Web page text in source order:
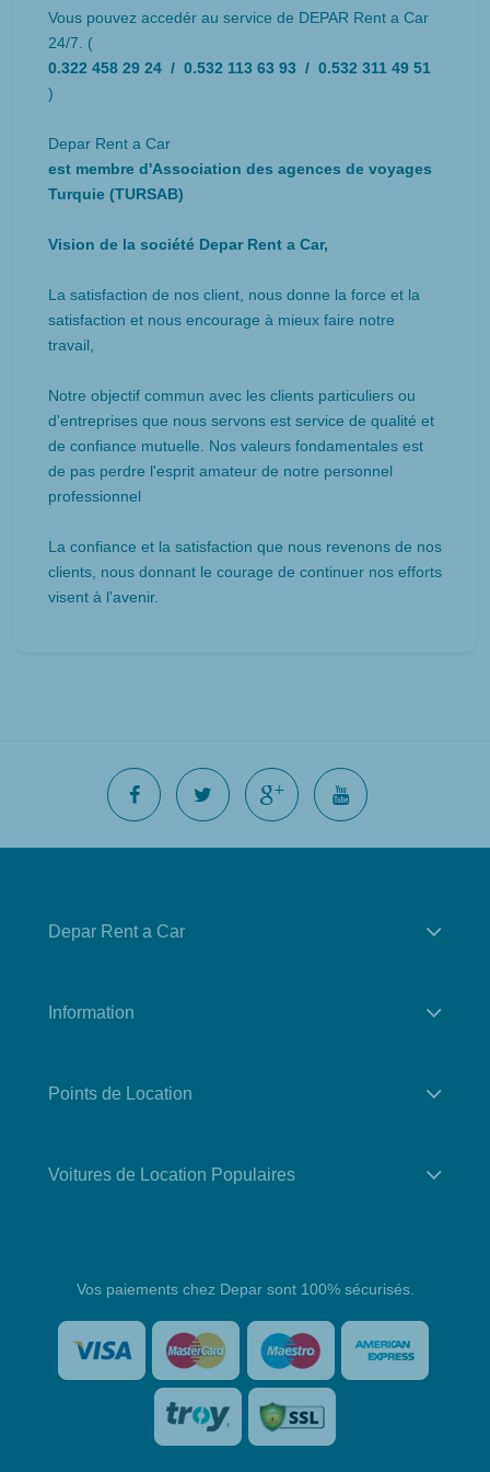
Vous pouvez accedér au service de DEPAR Rent a Car
24/7. (
0.322 458 29 24 / 0.532 113 63 93 / 0.532 311 49 51
)
Depar Rent a Car
est membre d'Association des agences de voyages
Turquie (TURSAB)
Vision de la société Depar Rent a Car,
La satisfaction de nos client, nous donne la force et la
satisfaction et nous encourage à mieux faire notre
travail,
Notre objectif commun avec les clients particuliers ou
d'entreprises que nous servons est service de qualité et
de confiance mutuelle. Nos valeurs fondamentales est
de pas perdre l'esprit amateur de notre personnel
professionnel
La confiance et la satisfaction que nous revenons de nos
clients, nous donnant le courage de continuer nos efforts
visent à l'avenir.
Depar Rent a Car
Information
Points de Location
Voitures de Location Populaires
Vos paiements chez Depar sont 100% sécurisés.